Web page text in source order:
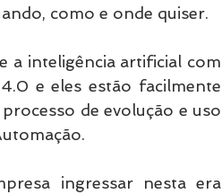
como e onde quiser.
a inteligência artificial com
e eles estão facilmente
de evolução e uso
ingressar nesta era